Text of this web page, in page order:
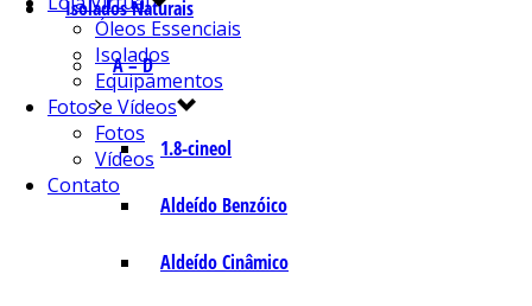
Isolados Naturais
A – D
1.8-cineol
Aldeído Benzóico
Aldeído Cinâmico
Óleos Essenciais
Isolados
Equipamentos
Fotos e Vídeos
Fotos
Vídeos
Contato